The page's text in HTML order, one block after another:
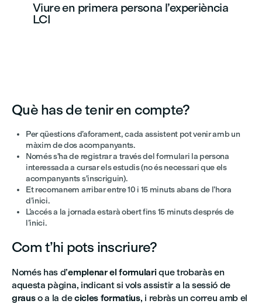
Viure en primera persona l’experiència
LCI
Què has de tenir en compte?
Per qüestions d’aforament, cada assistent pot venir amb un
màxim de dos acompanyants.
Només s'ha de registrar a través del formulari la persona
interessada a cursar els estudis (no és necessari que els
acompanyants s'inscriguin).
Et recomanem arribar entre 10 i 15 minuts abans de l’hora
d’inici.
L’accés a la jornada estarà obert fins 15 minuts després de
l’inici.
Com t’hi pots inscriure?
Només has d’emplenar el formularique trobaràs en
aquesta pàgina, indicant si vols assistir a la sessió de
grauso a la decicles formatius, i rebràs un correu amb el